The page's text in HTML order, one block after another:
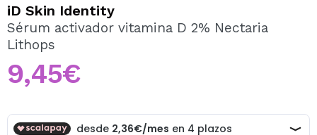
Al crear una cuenta en Maquillalia.com podrás realizar
tus compras rápidamente, revisar el estado de tus
iD Skin Identity
Sérum activador vitamina D 2% Nectaria
Lithops
9,45€